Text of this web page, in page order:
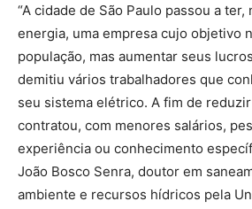
“A cidade de São Paulo passou a ter,
energia, uma empresa cujo objetivo
população, mas aumentar seus
demitiu vários trabalhadores que
seu sistema elétrico. A fim de
contratou, com menores salários,
experiência ou conhecimento
João Bosco Senra, doutor em
ambiente e recursos hídricos pela